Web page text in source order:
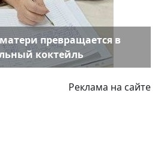
превращается в
коктейль
Реклама на сайте